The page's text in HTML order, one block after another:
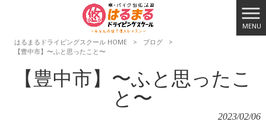
MENU
はるまるドライビングスクール HOME
> ブログ
>
【豊中市】〜ふと思ったこと〜
【豊中市】〜ふと思ったこ
と〜
2023/02/06